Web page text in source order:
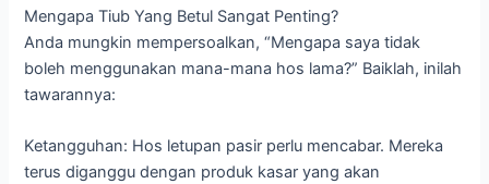
Mengapa Tiub Yang Betul Sangat Penting?
Anda mungkin mempersoalkan, “Mengapa saya tidak
boleh menggunakan mana-mana hos lama?” Baiklah, inilah
tawarannya:
Ketangguhan: Hos letupan pasir perlu mencabar. Mereka
terus diganggu dengan produk kasar yang akan